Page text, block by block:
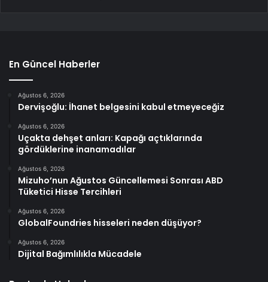
En Güncel Haberler
Ağustos 6, 2026
Dervişoğlu: İhanet belgesini kabul etmeyeceğiz
Ağustos 6, 2026
Uçakta dehşet anları: Kapağı açtıklarında
gördüklerine inanamadılar
Ağustos 6, 2026
Mizuho’nun Ağustos Güncellemesi Sonrası ABD
Tüketici Hisse Tercihleri
Ağustos 6, 2026
GlobalFoundries hisseleri neden düşüyor?
Ağustos 6, 2026
Dijital Bağımlılıkla Mücadele